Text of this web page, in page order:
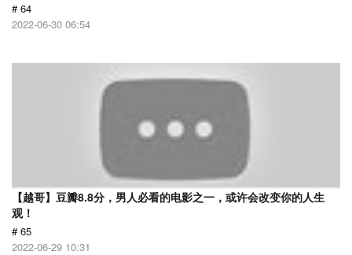
# 64
2022-06-30 06:54
【越哥】豆瓣8.8分，男人必看的电影之一，或许会改变你的人生
观！
# 65
2022-06-29 10:31